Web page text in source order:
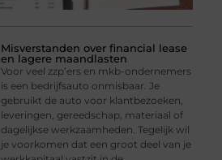
Misverstanden over financial lease
en lagere maandlasten
Voor veel zzp’ers en mkb-ondernemers
is een bedrijfsauto onmisbaar. Je
gebruikt de auto voor klantbezoeken,
leveringen, gereedschap, materiaal of
dagelijkse werkzaamheden. Tegelijk wil
je voorkomen dat een groot deel van je